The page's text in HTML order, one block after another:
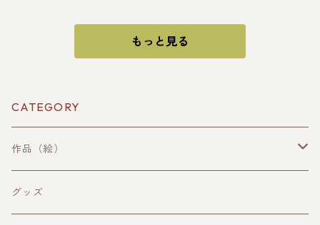
もっと見る
CATEGORY
作品（絵）
手描き作品
グッズ